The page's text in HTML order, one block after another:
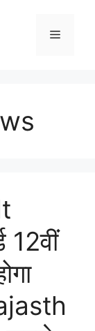
Menu
12वीं